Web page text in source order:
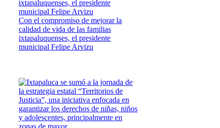
Con el compromiso de mejorar la
calidad de vida de las familias
ixtapaluquenses, el presidente
municipal Felipe Arvizu